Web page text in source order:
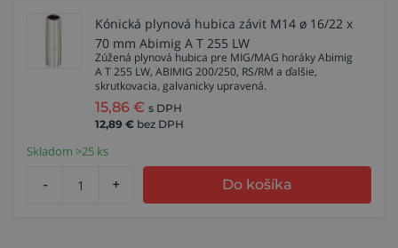
Kónická plynová hubica závit M14 ø 16/22 x
70 mm Abimig A T 255 LW
Zúžená plynová hubica pre MIG/MAG horáky Abimig
A T 255 LW, ABIMIG 200/250, RS/RM a ďalšie,
skrutkovacia, galvanicky upravená.
15,86 € s DPH
12,89 € bez DPH
Skladom >25 ks
- + Do košíka